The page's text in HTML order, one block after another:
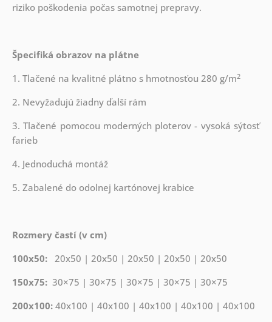
riziko poškodenia počas samotnej prepravy.
Špecifiká obrazov na plátne
1. Tlačené na kvalitné plátno s hmotnosťou 280 g/m2
2. Nevyžadujú žiadny ďalší rám
3. Tlačené pomocou moderných ploterov - vysoká sýtosť
farieb
4. Jednoduchá montáž
5. Zabalené do odolnej kartónovej krabice
Rozmery častí (v cm)
100x50: 20x50 | 20x50 | 20x50 | 20x50 | 20x50
150x75: 30×75 | 30×75 | 30×75 | 30×75 | 30×75
200x100: 40x100 | 40x100 | 40x100 | 40x100 | 40x100